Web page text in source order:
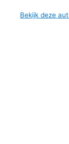
Bekijk deze